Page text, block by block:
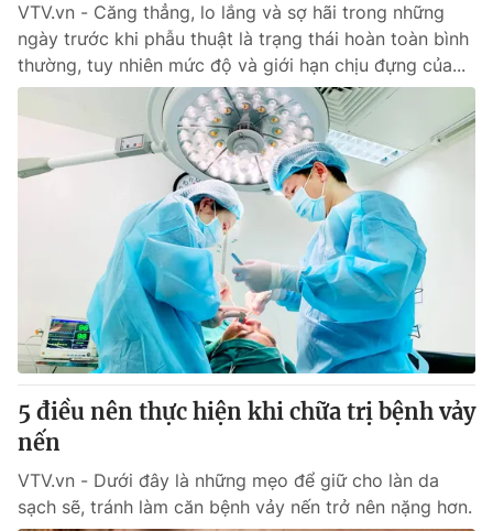
VTV.vn - Căng thẳng, lo lắng và sợ hãi trong những
ngày trước khi phẫu thuật là trạng thái hoàn toàn bình
thường, tuy nhiên mức độ và giới hạn chịu đựng của...
5 điều nên thực hiện khi chữa trị bệnh vảy
nến
VTV.vn - Dưới đây là những mẹo để giữ cho làn da
sạch sẽ, tránh làm căn bệnh vảy nến trở nên nặng hơn.